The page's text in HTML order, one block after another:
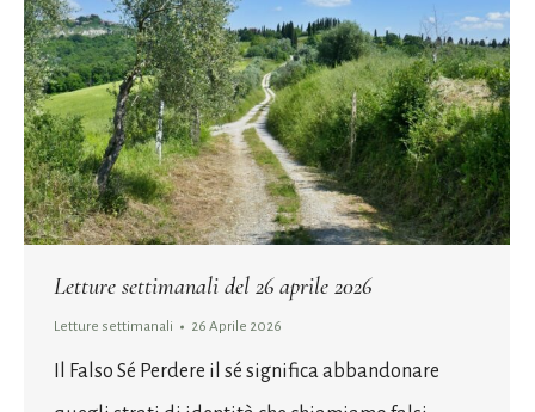
Letture settimanali del 26 aprile 2026
Letture settimanali 26 Aprile 2026
Il Falso Sé Perdere il sé significa abbandonare